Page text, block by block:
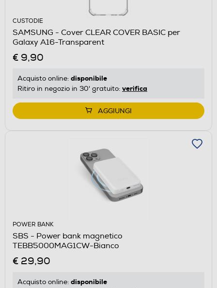
CUSTODIE
SAMSUNG - Cover CLEAR COVER BASIC per
Galaxy A16-Transparent
€ 9,90
Acquisto online: disponibile
Ritiro in negozio in 30' gratuito: verifica
AGGIUNGI
POWER BANK
SBS - Power bank magnetico
TEBB5000MAG1CW-Bianco
€ 29,90
Acquisto online: disponibile